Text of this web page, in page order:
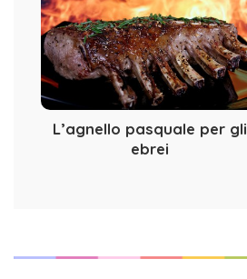
L’agnello pasquale per gli
ebrei